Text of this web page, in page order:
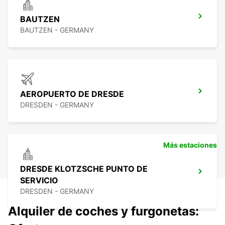
BAUTZEN
BAUTZEN - GERMANY
AEROPUERTO DE DRESDE
DRESDEN - GERMANY
DRESDE KLOTZSCHE PUNTO DE
SERVICIO
DRESDEN - GERMANY
Más estaciones
Alquiler de coches y furgonetas: